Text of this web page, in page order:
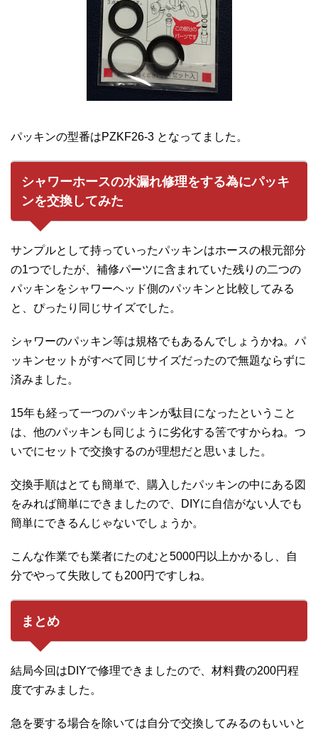
パッキンの型番はPZKF26-3 となってました。
シャワーホースの水漏れ修理をする為にパッキ
ンを交換してみた
サンプルとして持っていったパッキンはホースの根元部分
の1つでしたが、補修パーツに含まれていた残りの二つの
パッキンをシャワーヘッド側のパッキンと比較してみる
と、ぴったり同じサイズでした。
シャワーのパッキン等は規格でもあるんでしょうかね。パ
ッキンセットがすべて同じサイズだったので無題ならずに
済みました。
15年も経って一つのパッキンが駄目になったということ
は、他のパッキンも同じように劣化する筈ですからね。つ
いでにセットで交換するのが理想だと思いました。
交換手順はとても簡単で、購入したパッキンの中にある図
をみれば簡単にできましたので、DIYに自信がない人でも
簡単にできるんじゃないでしょうか。
こんな作業でも業者にたのむと5000円以上かかるし、自
分でやって失敗しても200円ですしね。
まとめ
結局今回はDIYで修理できましたので、材料費の200円程
度ですみました。
急を要する場合を除いては自分で交換してみるのもいいと